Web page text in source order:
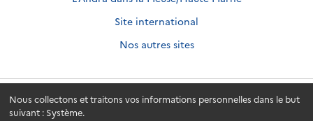
Nous collectons et traitons vos informations personnelles dans le but
suivant : Système.
Site international
Nos autres sites
Andra.fr © 2026 - Andra. Tous droits réservés.